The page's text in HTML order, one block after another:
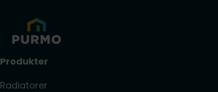
Produkter
Radiatorer